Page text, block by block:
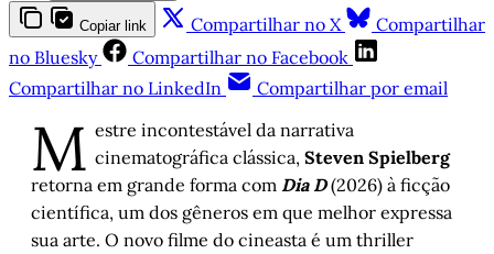
Copiar link Compartilhar no X
Compartilhar
no Bluesky
Compartilhar no Facebook
Compartilhar no LinkedIn
Compartilhar por email
M estre incontestável da narrativa
cinematográfica clássica, Steven Spielberg
retorna em grande forma com Dia D(2026) à ficção
científica, um dos gêneros em que melhor expressa
sua arte. O novo filme do cineasta é um thriller